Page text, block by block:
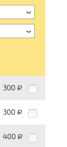
300 Р
300 Р
400 Р